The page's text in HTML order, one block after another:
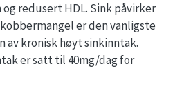
redusert HDL. Sink påvirker
er den vanligste
kronisk høyt sinkinntak.
er satt til 40mg/dag for